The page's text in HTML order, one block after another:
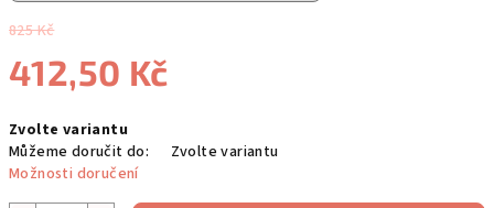
825 Kč
412,50 Kč
cena:
Zvolte variantu
Můžeme doručit do:
Zvolte variantu
Možnosti doručení